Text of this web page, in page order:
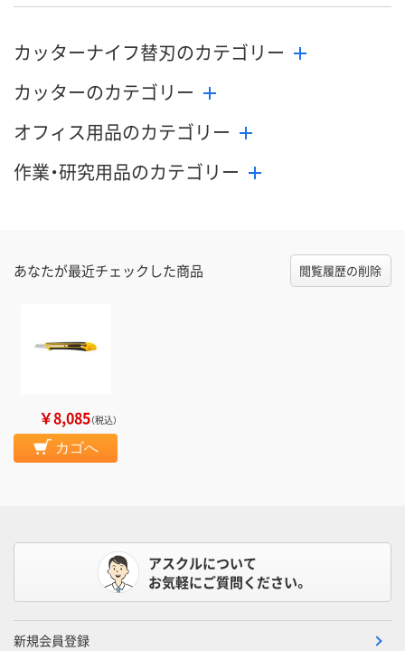
在庫 わずか あり
お届け日 8月24日（月）まで
在庫切れです
（次回入荷日未定）
数量
カゴへ
カッターナイフ替刃のカテゴリー
カッターのカテゴリー
オフィス用品のカテゴリー
作業・研究用品のカテゴリー
あなたが最近チェックした商品 閲覧履歴の削除
￥8,085（税込）
カゴへ
アスクルについて
お気軽にご質問ください。
新規会員登録